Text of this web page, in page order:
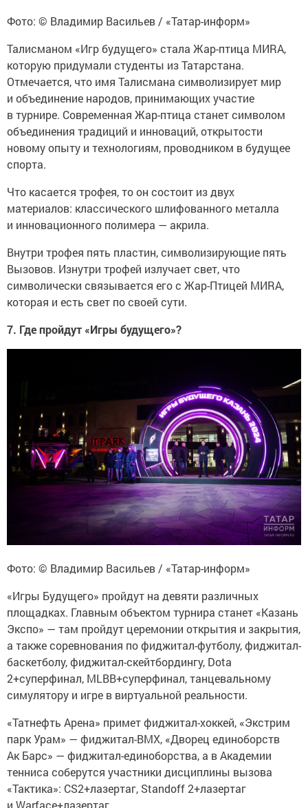
Фото: © Владимир Васильев / «Татар-информ»
Талисманом «Игр будущего» стала Жар-птица МИRА,
которую придумали студенты из Татарстана.
Отмечается, что имя Талисмана символизирует мир
и объединение народов, принимающих участие
в турнире. Современная Жар-птица станет символом
объединения традиций и инноваций, открытости
новому опыту и технологиям, проводником в будущее
спорта.
Что касается трофея, то он состоит из двух
материалов: классического шлифованного металла
и инновационного полимера — акрила.
Внутри трофея пять пластин, символизирующие пять
Вызовов. Изнутри трофей излучает свет, что
символически связывается его с Жар-Птицей МИRА,
которая и есть свет по своей сути.
7. Где пройдут «Игры будущего»?
Фото: © Владимир Васильев / «Татар-информ»
«Игры Будущего» пройдут на девяти различных
площадках. Главным объектом турнира станет «Казань
Экспо» — там пройдут церемонии открытия и закрытия,
а также соревнования по фиджитал-футболу, фиджитал-
баскетболу, фиджитал-скейтбордингу, Dota
2+суперфинал, MLBB+суперфинал, танцевальному
симулятору и игре в виртуальной реальности.
«Татнефть Арена» примет фиджитал-хоккей, «Экстрим
парк Урам» — фиджитал-BMX, «Дворец единоборств
Ак Барс» — фиджитал-единоборства, а в Академии
тенниса соберутся участники дисциплины вызова
«Тактика»: CS2+лазертаг, Standoff 2+лазертаг
и Warface+лазертаг.